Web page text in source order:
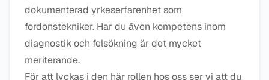
dokumenterad yrkeserfarenhet som
fordonstekniker. Har du även kompetens inom
diagnostik och felsökning är det mycket
meriterande.
För att lyckas i den här rollen hos oss ser vi att du